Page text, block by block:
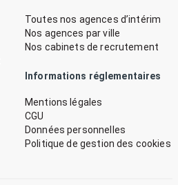
Toutes nos agences d’intérim
Nos agences par ville
Nos cabinets de recrutement
Informations réglementaires
Mentions légales
CGU
Données personnelles
Politique de gestion des cookies